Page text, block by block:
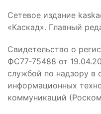
Сетевое издание
«Каскад». Главный
Свидетельство о
ФС77‑75488 от
службой по надзору в
информационных
коммуникаций